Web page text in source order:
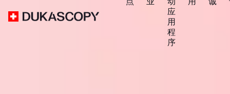
应
用
程
序